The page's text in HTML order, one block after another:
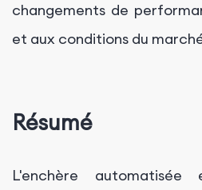
changements de
et aux conditions du
Résumé
L'enchère